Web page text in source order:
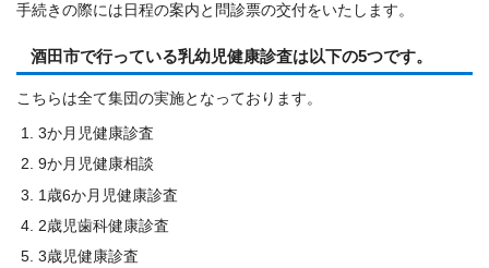
手続きの際には日程の案内と問診票の交付をいたします。
酒田市で行っている乳幼児健康診査は以下の5つです。
こちらは全て集団の実施となっております。
3か月児健康診査
9か月児健康相談
1歳6か月児健康診査
2歳児歯科健康診査
3歳児健康診査